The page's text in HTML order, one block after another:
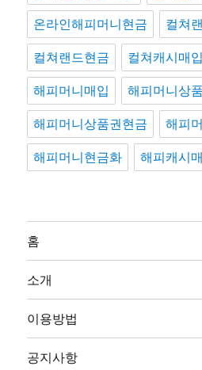
온라인해피머니현금 컬쳐
컬쳐랜드현금 컬쳐캐시매입
해피머니매입 해피머니상
해피머니상품권현금 해피
해피머니현금화 해피캐시
홈
소개
이용방법
공지사항